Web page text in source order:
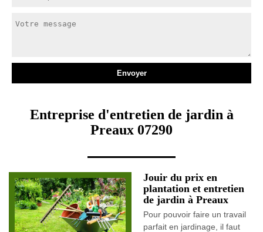
Entreprise d'entretien de jardin à
Preaux 07290
Jouir du prix en
plantation et entretien
de jardin à Preaux
Pour pouvoir faire un travail
parfait en jardinage, il faut